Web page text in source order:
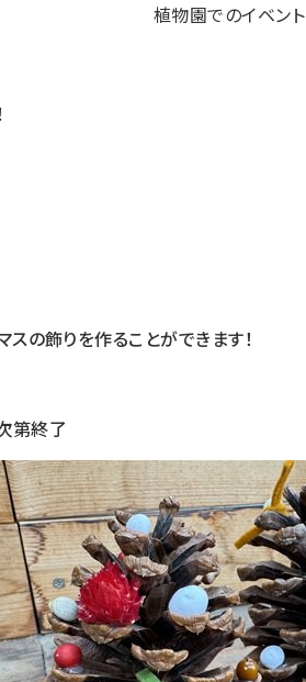
植物園でのイベント
の飾りを作ることができます！
第終了